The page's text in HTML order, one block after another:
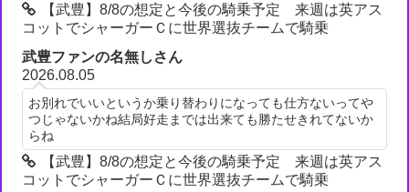
【武豊】8/8の想定と今後の騎乗予定 来週は英アス
コットでシャーガーＣに世界選抜チームで騎乗
武豊ファンの名無しさん
2026.08.05
お別れでいいというか乗り替わりになっても仕方ないってや
つじゃないかね結局好走までは出来ても勝たせきれてないか
らね
【武豊】8/8の想定と今後の騎乗予定 来週は英アス
コットでシャーガーＣに世界選抜チームで騎乗